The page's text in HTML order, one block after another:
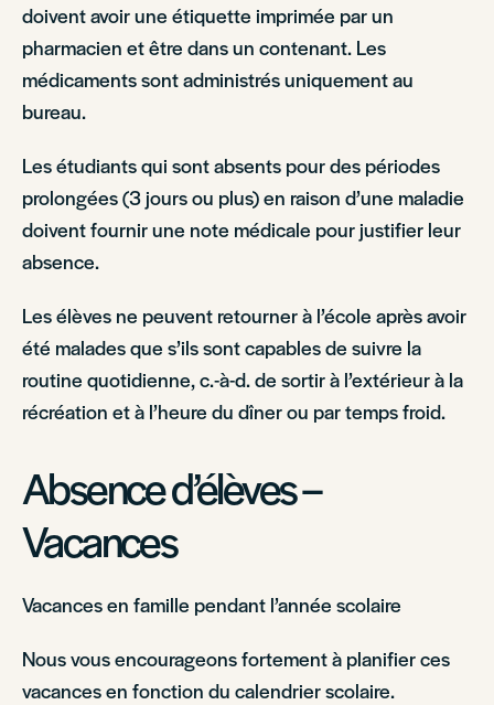
doivent avoir une étiquette imprimée par un
pharmacien et être dans un contenant. Les
médicaments sont administrés uniquement au
bureau.
Les étudiants qui sont absents pour des périodes
prolongées (3 jours ou plus) en raison d’une maladie
doivent fournir une note médicale pour justifier leur
absence.
Les élèves ne peuvent retourner à l’école après avoir
été malades que s’ils sont capables de suivre la
routine quotidienne, c.-à-d. de sortir à l’extérieur à la
récréation et à l’heure du dîner ou par temps froid.
Absence d’élèves –
Vacances
Vacances en famille pendant l’année scolaire
Nous vous encourageons fortement à planifier ces
vacances en fonction du calendrier scolaire.